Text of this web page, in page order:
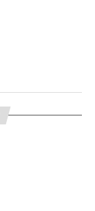
che
storico